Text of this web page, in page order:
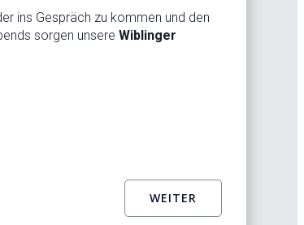
ins Gespräch zu kommen und den
sorgen unsere Wiblinger
WEITER